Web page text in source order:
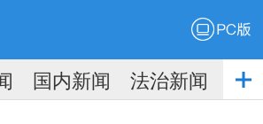
国内新闻 法治新闻
社